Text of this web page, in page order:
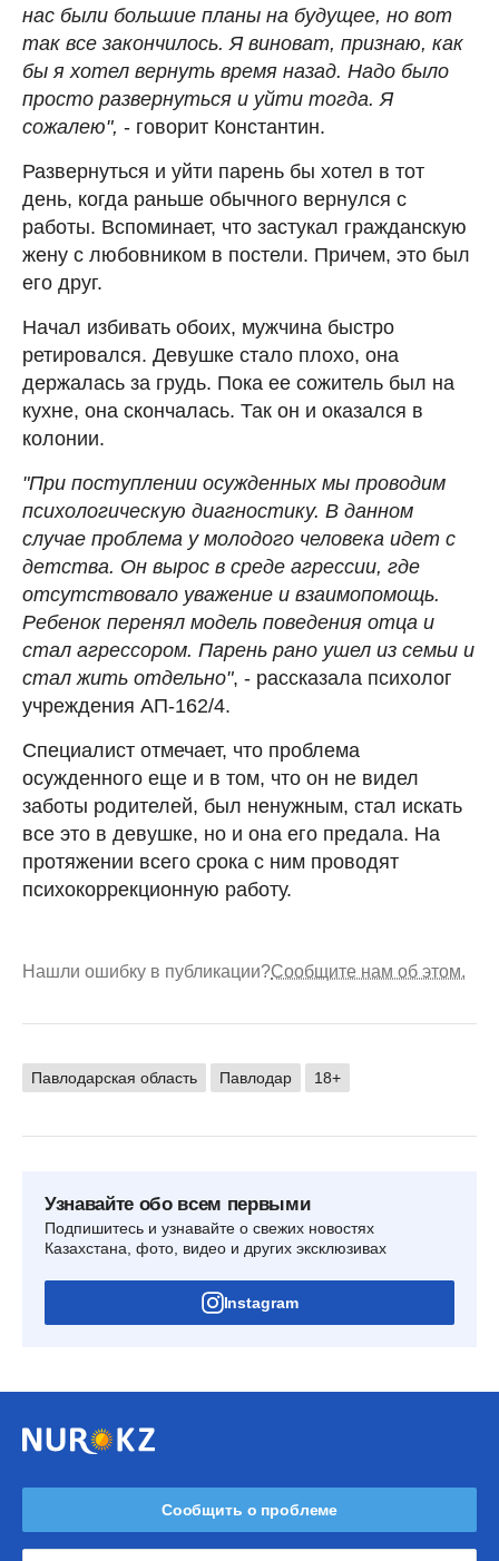
нас были большие планы на будущее, но вот
так все закончилось. Я виноват, признаю, как
бы я хотел вернуть время назад. Надо было
просто развернуться и уйти тогда. Я
сожалею", - говорит Константин.
Развернуться и уйти парень бы хотел в тот
день, когда раньше обычного вернулся с
работы. Вспоминает, что застукал гражданскую
жену с любовником в постели. Причем, это был
его друг.
Начал избивать обоих, мужчина быстро
ретировался. Девушке стало плохо, она
держалась за грудь. Пока ее сожитель был на
кухне, она скончалась. Так он и оказался в
колонии.
"При поступлении осужденных мы проводим
психологическую диагностику. В данном
случае проблема у молодого человека идет с
детства. Он вырос в среде агрессии, где
отсутствовало уважение и взаимопомощь.
Ребенок перенял модель поведения отца и
стал агрессором. Парень рано ушел из семьи и
стал жить отдельно", - рассказала психолог
учреждения АП-162/4.
Специалист отмечает, что проблема
осужденного еще и в том, что он не видел
заботы родителей, был ненужным, стал искать
все это в девушке, но и она его предала. На
протяжении всего срока с ним проводят
психокоррекционную работу.
Нашли ошибку в публикации?Сообщите нам об этом.
Павлодарская область Павлодар 18+
Узнавайте обо всем первыми
Подпишитесь и узнавайте о свежих новостях
Казахстана, фото, видео и других эксклюзивах
Instagram
Сообщить о проблеме